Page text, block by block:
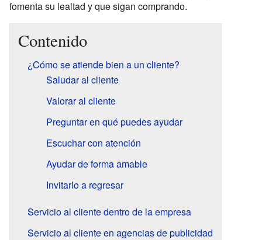
fomenta su lealtad y que sigan comprando.
Contenido
¿Cómo se atiende bien a un cliente?
Saludar al cliente
Valorar al cliente
Preguntar en qué puedes ayudar
Escuchar con atención
Ayudar de forma amable
Invitarlo a regresar
Servicio al cliente dentro de la empresa
Servicio al cliente en agencias de publicidad